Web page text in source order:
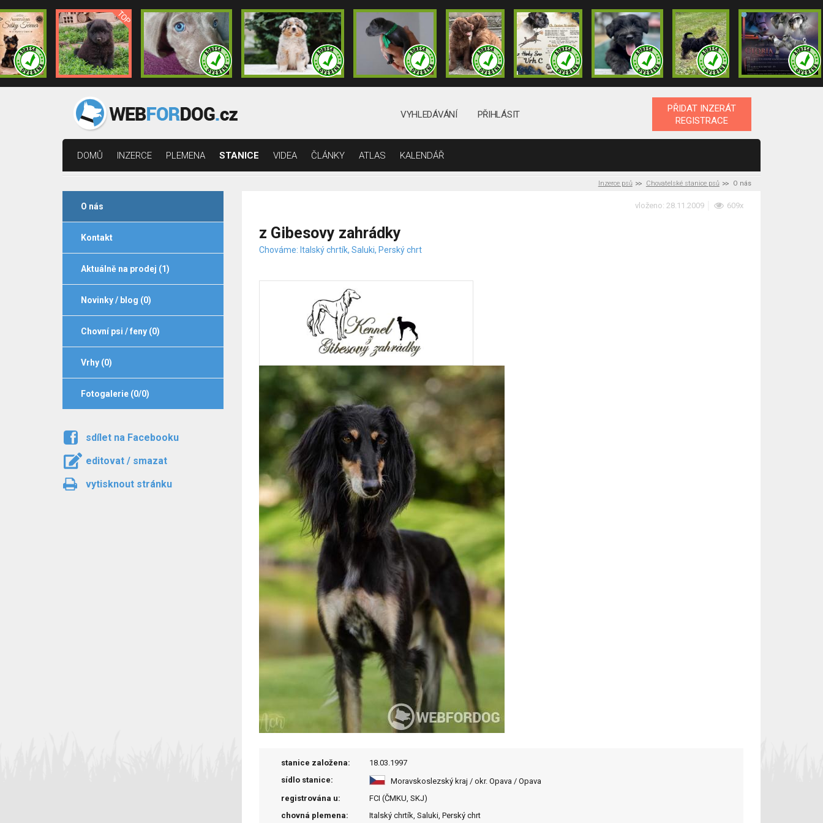
VYHLEDÁVÁNÍ PŘIHLÁSIT
PŘIDAT INZERÁT
REGISTRACE
DOMŮ INZERCE PLEMENA STANICE VIDEA ČLÁNKY ATLAS KALENDÁŘ
Inzerce psů Chovatelské stanice psů O nás
O nás
Kontakt
Aktuálně na prodej (1)
Novinky / blog (0)
Chovní psi / feny (0)
Vrhy (0)
Fotogalerie (0/0)
sdílet na Facebooku
editovat / smazat
vytisknout stránku
vloženo: 28.11.2009 609x
z Gibesovy zahrádky
Chováme: Italský chrtík, Saluki, Perský chrt
stanice založena:
18.03.1997
sídlo stanice:
Moravskoslezský kraj / okr. Opava / Opava
registrována u:
FCI (ČMKU, SKJ)
chovná plemena:
Italský chrtík, Saluki, Perský chrt